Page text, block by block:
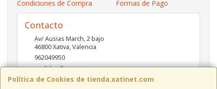
Política de Cookies de tienda.xatinet.com
Condiciones de Compra
Formas de Pago
Contacto
Av/ Ausias March, 2 bajo
46800Xativa,Valencia
962049950
pedidos@xatinet.com